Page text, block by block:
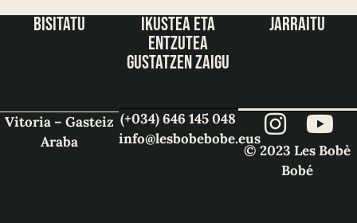
bisitatu
Vitoria – Gasteiz
Araba
ikustea eta
entzutea
gustatzen zaigu
(+034) 646 145 048
info@lesbobebobe.eus
jarraitu
© 2023 Les Bobè
Bobé